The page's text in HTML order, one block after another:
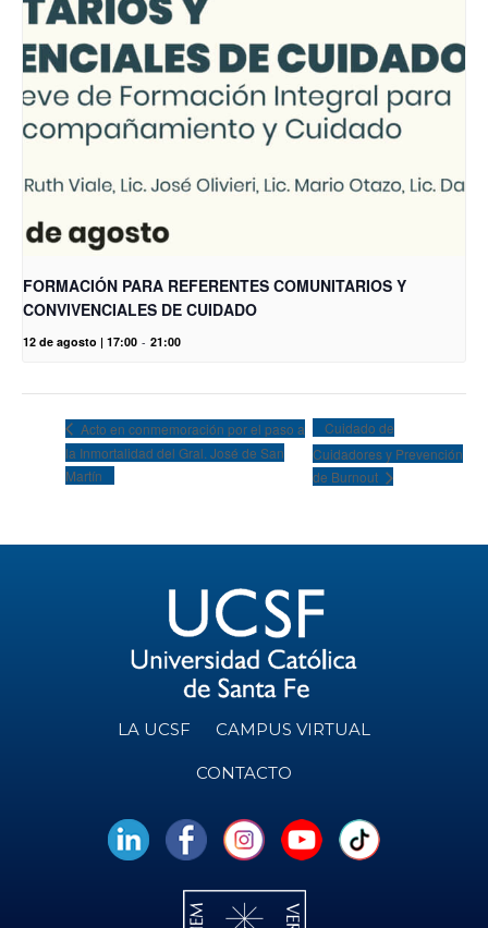
FORMACIÓN PARA REFERENTES COMUNITARIOS Y
CONVIVENCIALES DE CUIDADO
12 de agosto | 17:00 - 21:00
Acto en conmemoración por el paso a
la Inmortalidad del Gral. José de San
Martín
Cuidado de
Cuidadores y Prevención
de Burnout
LA UCSF CAMPUS VIRTUAL
CONTACTO